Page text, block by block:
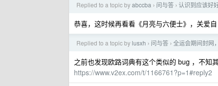
Replied to a topic byabccba › 问与答 › 认识到应该好
恭喜，这时候再看看《月亮与六便士》，关爱
Replied to a topic by lusxh › 问与答 › 全运会期间封网
之前也发现欧路词典有这个类似的 bug ，不知
https://www.v2ex.com/t/1166761?p=1#reply2